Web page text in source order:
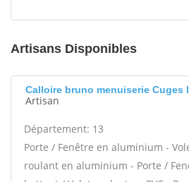
Artisans Disponibles
Calloire bruno menuiserie Cuges
Artisan
Département: 13
Porte / Fenêtre en aluminium -
roulant en aluminium - Porte /